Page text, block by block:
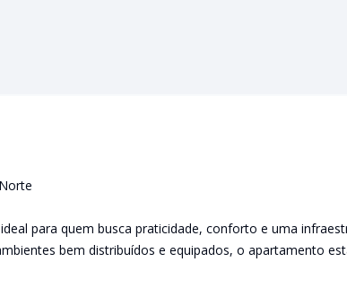
para quem busca praticidade, conforto e uma
bem distribuídos e equipados, o apartamento